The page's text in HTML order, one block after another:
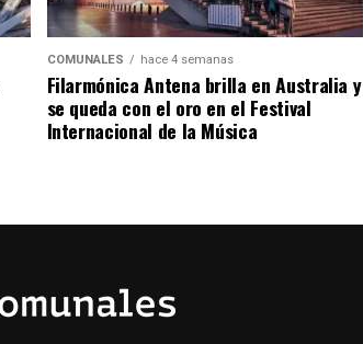
COMUNALES hace 4 semanas
Filarmónica Antena brilla en Australia y
se queda con el oro en el Festival
Internacional de la Música